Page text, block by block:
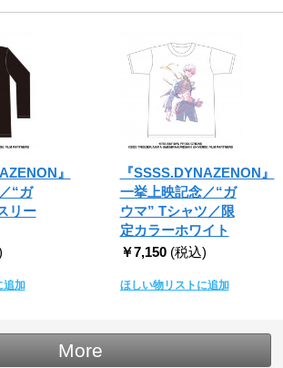
』
“ガ
リー
追加
『SSSS.DYNAZENON』
一挙上映記念／“ガ
ウマ” Tシャツ／限
定カラーホワイト
￥7,150 (税込)
ほしい物リストに追加
More